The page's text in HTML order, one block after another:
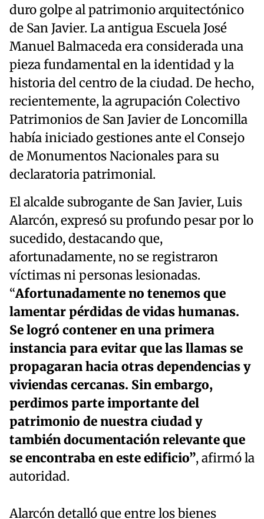
duro golpe al patrimonio arquitectónico
de San Javier. La antigua Escuela José
Manuel Balmaceda era considerada una
pieza fundamental en la identidad y la
historia del centro de la ciudad. De hecho,
recientemente, la agrupación Colectivo
Patrimonios de San Javier de Loncomilla
había iniciado gestiones ante el Consejo
de Monumentos Nacionales para su
declaratoria patrimonial.
El alcalde subrogante de San Javier, Luis
Alarcón, expresó su profundo pesar por lo
sucedido, destacando que,
afortunadamente, no se registraron
víctimas ni personas lesionadas.
“Afortunadamente no tenemos que
lamentar pérdidas de vidas humanas.
Se logró contener en una primera
instancia para evitar que las llamas se
propagaran hacia otras dependencias y
viviendas cercanas. Sin embargo,
perdimos parte importante del
patrimonio de nuestra ciudad y
también documentación relevante que
se encontraba en este edificio”, afirmó la
autoridad.
Alarcón detalló que entre los bienes